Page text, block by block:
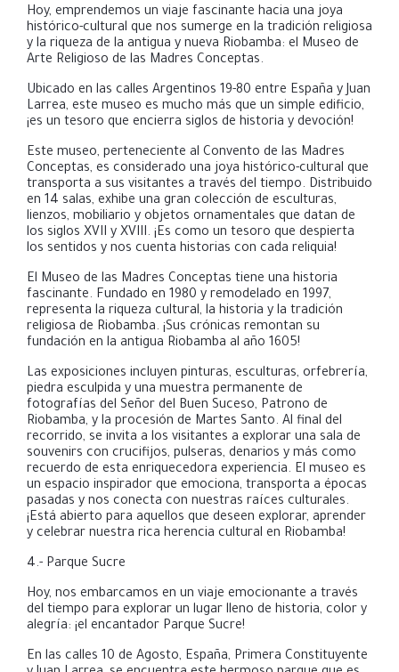
Hoy, emprendemos un viaje fascinante hacia una joya
histórico-cultural que nos sumerge en la tradición religiosa
y la riqueza de la antigua y nueva Riobamba: el Museo de
Arte Religioso de las Madres Conceptas.
Ubicado en las calles Argentinos 19-80 entre España y Juan
Larrea, este museo es mucho más que un simple edificio,
¡es un tesoro que encierra siglos de historia y devoción!
Este museo, perteneciente al Convento de las Madres
Conceptas, es considerado una joya histórico-cultural que
transporta a sus visitantes a través del tiempo. Distribuido
en 14 salas, exhibe una gran colección de esculturas,
lienzos, mobiliario y objetos ornamentales que datan de
los siglos XVII y XVIII. ¡Es como un tesoro que despierta
los sentidos y nos cuenta historias con cada reliquia!
El Museo de las Madres Conceptas tiene una historia
fascinante. Fundado en 1980 y remodelado en 1997,
representa la riqueza cultural, la historia y la tradición
religiosa de Riobamba. ¡Sus crónicas remontan su
fundación en la antigua Riobamba al año 1605!
Las exposiciones incluyen pinturas, esculturas, orfebrería,
piedra esculpida y una muestra permanente de
fotografías del Señor del Buen Suceso, Patrono de
Riobamba, y la procesión de Martes Santo. Al final del
recorrido, se invita a los visitantes a explorar una sala de
souvenirs con crucifijos, pulseras, denarios y más como
recuerdo de esta enriquecedora experiencia. El museo es
un espacio inspirador que emociona, transporta a épocas
pasadas y nos conecta con nuestras raíces culturales.
¡Está abierto para aquellos que deseen explorar, aprender
y celebrar nuestra rica herencia cultural en Riobamba!
4.- Parque Sucre
Hoy, nos embarcamos en un viaje emocionante a través
del tiempo para explorar un lugar lleno de historia, color y
alegría: ¡el encantador Parque Sucre!
En las calles 10 de Agosto, España, Primera Constituyente